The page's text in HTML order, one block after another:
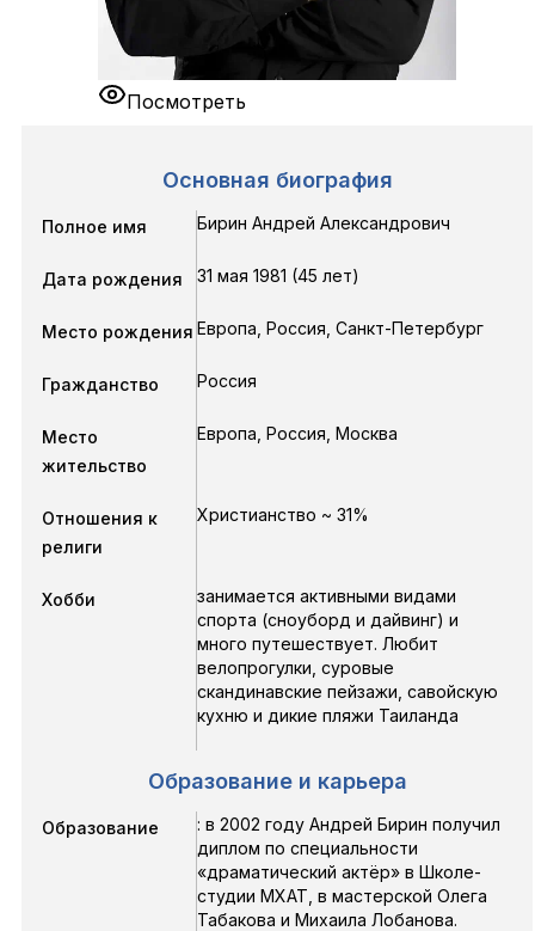
Посмотреть
Основная биография
Полное имя Бирин Андрей Александрович
Дата рождения 31 мая 1981 (45 лет)
Место рождения Европа, Россия, Санкт-Петербург
Гражданство Россия
Место
жительство
Европа, Россия, Москва
Отношения к
религи
Христианство ~ 31%
Хобби
занимается активными видами
спорта (сноуборд и дайвинг) и
много путешествует. Любит
велопрогулки, суровые
скандинавские пейзажи, савойскую
кухню и дикие пляжи Таиланда
Образование и карьера
Образование
: в 2002 году Андрей Бирин получил
диплом по специальности
«драматический актёр» в Школе-
студии МХАТ, в мастерской Олега
Табакова и Михаила Лобанова.